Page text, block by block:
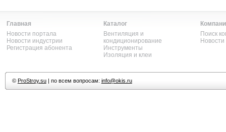
Главная
Новости портала
Новости индустрии
Регистрация абонента
Каталог
Вентиляция и
кондиционирование
Инструменты
Изоляция и клеи
Поиск
© ProStroy.su| по всем вопросам: info@okis.ru